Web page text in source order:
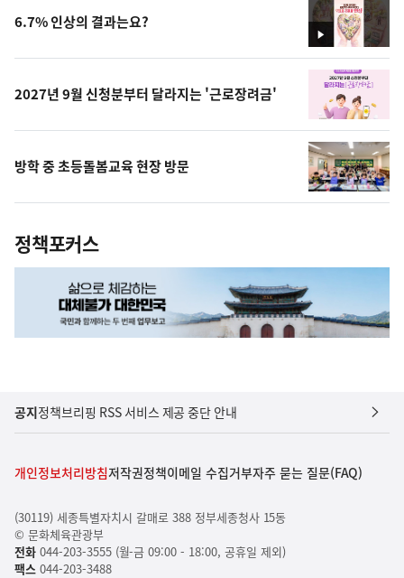
영
상
6.7% 인상의 결과는요?
2027년 9월 신청분부터 달라지는 '근로장려금'
방학 중 초등돌봄교육 현장 방문
정책포커스
공지정책브리핑 RSS 서비스 제공 중단 안내
개인정보처리방침저작권정책이메일 수집거부자주 묻는 질문(FAQ)
(30119) 세종특별자치시 갈매로 388 정부세종청사 15동
© 문화체육관광부
전화044-203-3555 (월-금 09:00 - 18:00, 공휴일 제외)
팩스044-203-3488